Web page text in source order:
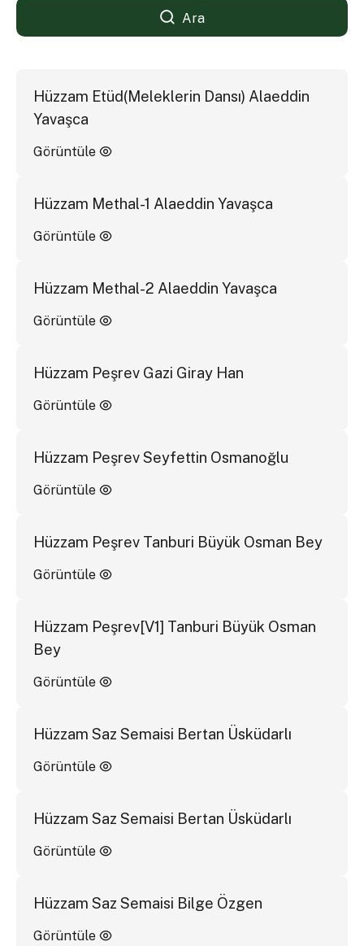
Ara
Hüzzam Etüd(Meleklerin Dansı) Alaeddin
Yavaşca
Görüntüle
Hüzzam Methal-1 Alaeddin Yavaşca
Görüntüle
Hüzzam Methal-2 Alaeddin Yavaşca
Görüntüle
Hüzzam Peşrev Gazi Giray Han
Görüntüle
Hüzzam Peşrev Seyfettin Osmanoğlu
Görüntüle
Hüzzam Peşrev Tanburi Büyük Osman Bey
Görüntüle
Hüzzam Peşrev[V1] Tanburi Büyük Osman
Bey
Görüntüle
Hüzzam Saz Semaisi Bertan Üsküdarlı
Görüntüle
Hüzzam Saz Semaisi Bertan Üsküdarlı
Görüntüle
Hüzzam Saz Semaisi Bilge Özgen
Görüntüle